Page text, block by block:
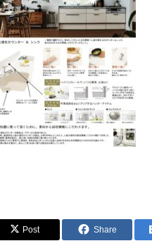
Post Share